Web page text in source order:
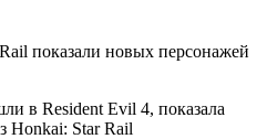
в Resident Evil 4, показала
Honkai: Star Rail